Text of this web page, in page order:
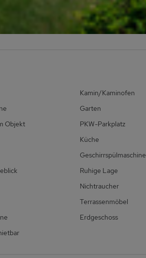
Kamin/Kaminofen
Garten
Objekt
PKW-Parkplatz
Küche
Geschirrspülmaschine
Ruhige Lage
Nichtraucher
Terrassenmöbel
Erdgeschoss